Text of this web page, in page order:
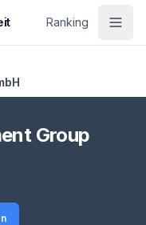
Ranking
Group